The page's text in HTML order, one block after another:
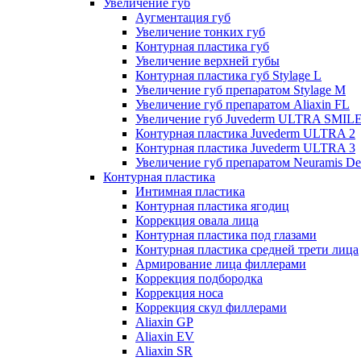
Увеличение губ
Аугментация губ
Увеличение тонких губ
Контурная пластика губ
Увеличение верхней губы
Контурная пластика губ Stylage L
Увеличение губ препаратом Stylage M
Увеличение губ препаратом Aliaxin FL
Увеличение губ Juvederm ULTRA
Контурная пластика Juvederm ULTRA 2
Контурная пластика Juvederm ULTRA 3
Увеличение губ препаратом Neuramis
Контурная пластика
Интимная пластика
Контурная пластика ягодиц
Коррекция овала лица
Контурная пластика под глазами
Контурная пластика средней трети лица
Армирование лица филлерами
Коррекция подбородка
Коррекция носа
Коррекция скул филлерами
Aliaxin GP
Aliaxin EV
Aliaxin SR